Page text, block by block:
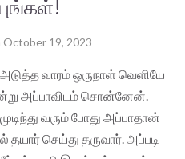
October 19, 2023
வாரம் ஒருநாள் வெளியே
அப்பாவிடம் சொன்னேன்.
வரும் போது அப்பாதான்
தயார் செய்து தருவார். அப்படி